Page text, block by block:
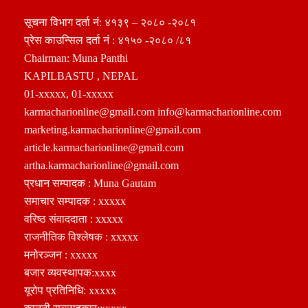
सूचना विभाग दर्ता नं: ४१३९ – २०८० -२०८१
प्रेस काउन्सिल दर्ता नं : ४१५० -२०८० /८१
Chairman: Muna Panthi
KAPILBASTU , NEPAL
01-xxxxx, 01-xxxxx
karmacharionline@gmail.com info@karmacharionline.com
marketing.karmacharionline@gmail.com
article.karmacharionline@gmail.com
artha.karmacharionline@gmail.com
प्रधान सम्पादक : Muna Gautam
समाचार सम्पादक : xxxxx
वरिष्ठ संवाददाता : xxxxx
राजनीतिक विश्लेषक : xxxxx
मनोरञ्जन : xxxxx
बजार व्यवस्थापक:xxxx
यूरोप प्रतिनिधि: xxxxx